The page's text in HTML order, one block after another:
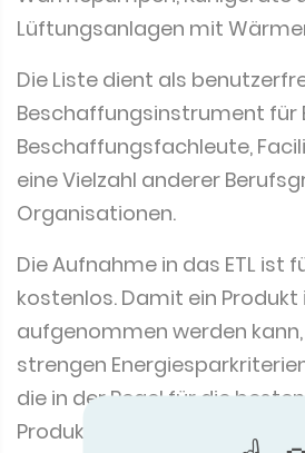
Lüftungsanlagen mit
Die Liste dient als
Beschaffungsinstrument für
Beschaffungsfachleute,
eine Vielzahl anderer
Organisationen.
Die Aufnahme in das ETL ist
kostenlos. Damit ein Produkt
aufgenommen werden
strengen
die in der Regel für die
Produkte auf dem Markt in